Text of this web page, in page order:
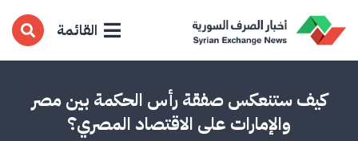
القائمة
كيف ستنعكس صفقة رأس الحكمة بين مصر
والإمارات على الاقتصاد المصري؟